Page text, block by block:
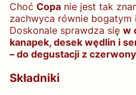
Choć Copa nie jest tak
zachwyca równie bogatym
Doskonale sprawdza się w
kanapek, desek wędlin i
– do degustacji z
Składniki